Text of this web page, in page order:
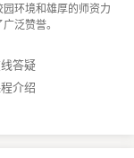
环境和雄厚的师资力
泛赞誉。
答疑
介绍